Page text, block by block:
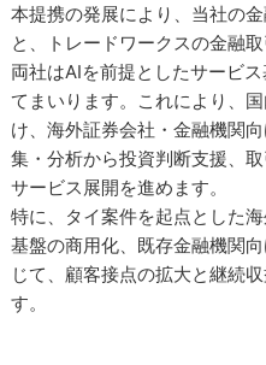
本提携の発展により、当社の
と、トレードワークスの金融
両社はAIを前提としたサービ
てまいります。これにより、
け、海外証券会社・金融機関
集・分析から投資判断支援、
サービス展開を進めます。
特に、タイ案件を起点とした
基盤の商用化、既存金融機関
じて、顧客接点の拡大と継続
す。